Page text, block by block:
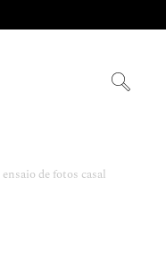
ensaio de fotos casal